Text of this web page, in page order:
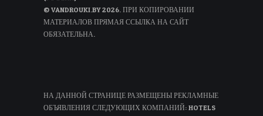
© VANDROUKI.BY 2026. ПРИ КОПИРОВАНИИ
МАТЕРИАЛОВ ПРЯМАЯ ССЫЛКА НА САЙТ
ОБЯЗАТЕЛЬНА.
НА ДАННОЙ СТРАНИЦЕ РАЗМЕЩЕНЫ РЕКЛАМНЫЕ
ОБЪЯВЛЕНИЯ СЛЕДУЮЩИХ КОМПАНИЙ: HOTELS